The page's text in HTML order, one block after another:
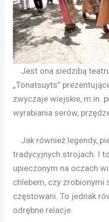
Jest ona siedzibą
„Tonatsuyts”
zwyczaje wiejskie, m.in.
wyrabiania serów,
Jak również legendy,
tradycyjnych strojach. I to
upieczonym na oczach
chlebem, czy zrobionymi
częstowani. To jednak
odrębne relacje.